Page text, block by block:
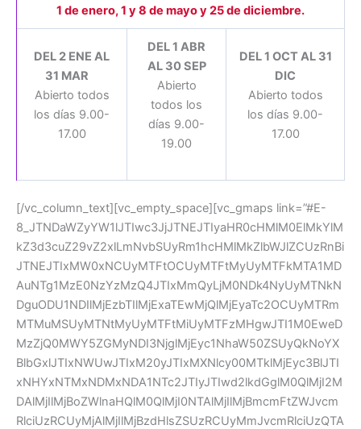
1 de enero, 1 y 8 de mayo y 25 de diciembre.
DEL 2 ENE AL
31 MAR
Abierto todos
los días 9.00-
17.00
DEL 1 ABR
AL 30 SEP
Abierto
todos los
días 9.00-
19.00
DEL 1 OCT AL 31
DIC
Abierto todos
los días 9.00-
17.00
[/vc_column_text][vc_empty_space][vc_gmaps link=”#E-
8_JTNDaWZyYW1lJTIwc3JjJTNEJTIyaHR0cHMlM0ElMkYlM
kZ3d3cuZ29vZ2xlLmNvbSUyRm1hcHMlMkZlbWJlZCUzRnBi
JTNEJTIxMW0xNCUyMTFtOCUyMTFtMyUyMTFkMTA1MD
AuNTg1MzE0NzYzMzQ4JTIxMmQyLjM0NDk4NyUyMTNkN
DguODU1NDIlMjEzbTIlMjExaTEwMjQlMjEyaTc2OCUyMTRm
MTMuMSUyMTNtMyUyMTFtMiUyMTFzMHgwJTI1M0EweD
MzZjQ0MWY5ZGMyNDI3NjglMjEyc1NhaW50ZSUyQkNoYX
BlbGxlJTIxNWUwJTIxM20yJTIxMXNlcy00MTklMjEyc3BlJTI
xNHYxNTMxNDMxNDA1NTc2JTIyJTIwd2lkdGglM0QlMjI2M
DAlMjIlMjBoZWlnaHQlM0QlMjI0NTAlMjIlMjBmcmFtZWJvcm
RlciUzRCUyMjAlMjIlMjBzdHlsZSUzRCUyMmJvcmRlciUzQTA